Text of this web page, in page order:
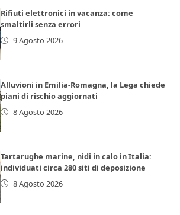
Rifiuti elettronici in vacanza: come
smaltirli senza errori
9 Agosto 2026
Alluvioni in Emilia-Romagna, la Lega chiede
piani di rischio aggiornati
8 Agosto 2026
Tartarughe marine, nidi in calo in Italia:
individuati circa 280 siti di deposizione
8 Agosto 2026